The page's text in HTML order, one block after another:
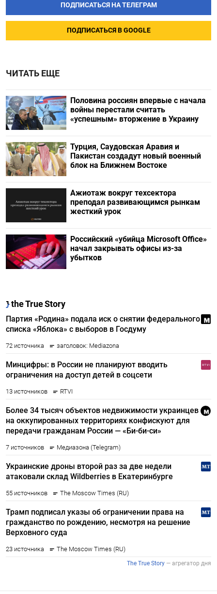
ПОДПИСАТЬСЯ НА ТЕЛЕГРАМ
ПОДПИСАТЬСЯ В GOOGLE
ЧИТАТЬ ЕЩЕ
Половина россиян впервые с начала
войны перестали считать
«успешным» вторжение в Украину
Турция, Саудовская Аравия и
Пакистан создадут новый военный
блок на Ближнем Востоке
Ажиотаж вокруг техсектора
преподал развивающимся рынкам
жесткий урок
Российский «убийца Microsoft Office»
начал закрывать офисы из-за
убытков